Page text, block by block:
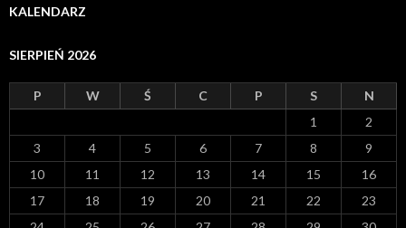
KALENDARZ
SIERPIEŃ 2026
P W Ś C P S N
1
2
3
4 5 6 7 8
9
10
11 12 13 14 15
16
17
18 19 20 21 22
23